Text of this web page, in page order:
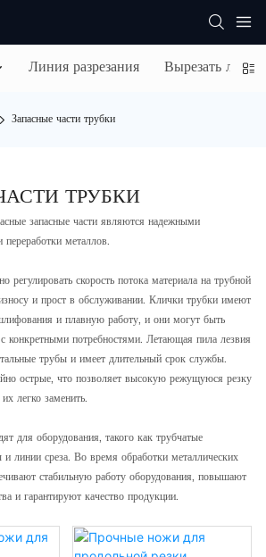
Линия разрезания Вырезать
Запасные части трубки
ТРУБКИ
запасные части являются надежными
металлов.
регулировать скорость потока материала на трубной
и прост в обслуживании. Клички трубки имеют
и плавную работу, и они могут быть
с конкретными потребностями. Летающая пила лезвия
трубы и имеет длительный срок службы.
острые, что позволяет высокую режущуюся резку
легко заменить.
для оборудования, такого как трубчатые
линии среза. Во время обработки металлических
стабильную работу оборудования, повышают
и гарантируют качество продукции.